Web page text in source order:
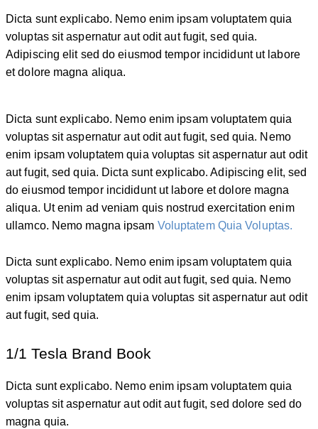
Dicta sunt explicabo. Nemo enim ipsam voluptatem quia
voluptas sit aspernatur aut odit aut fugit, sed quia.
Adipiscing elit sed do eiusmod tempor incididunt ut labore
et dolore magna aliqua.
Dicta sunt explicabo. Nemo enim ipsam voluptatem quia
voluptas sit aspernatur aut odit aut fugit, sed quia. Nemo
enim ipsam voluptatem quia voluptas sit aspernatur aut odit
aut fugit, sed quia. Dicta sunt explicabo. Adipiscing elit, sed
do eiusmod tempor incididunt ut labore et dolore magna
aliqua. Ut enim ad veniam quis nostrud exercitation enim
ullamco. Nemo magna ipsam Voluptatem Quia Voluptas.
Dicta sunt explicabo. Nemo enim ipsam voluptatem quia
voluptas sit aspernatur aut odit aut fugit, sed quia. Nemo
enim ipsam voluptatem quia voluptas sit aspernatur aut odit
aut fugit, sed quia.
1/1 Tesla Brand Book
Dicta sunt explicabo. Nemo enim ipsam voluptatem quia
voluptas sit aspernatur aut odit aut fugit, sed dolore sed do
magna quia.